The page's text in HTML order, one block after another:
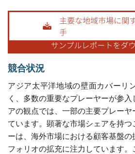
画像 © Mordor Intelligence。再利用にはCC BY
競合状況
アジア太平洋地域の壁面カバーリ
く、多数の重要なプレーヤーが参
アの観点では、一部の主要プレーヤ
ています。顕著な市場シェアを持
ーは、海外市場における顧客基盤の
フォリオの拡充に注力しています